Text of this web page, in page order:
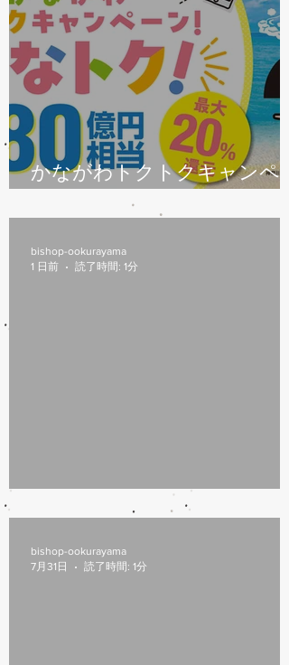
かながわトクトクキャンペー
ン始まります
8/6(木)本日修理受付終了
bishop-ookurayama
1 日前
読了時間: 1分
bishop-ookurayama
7月31日
読了時間: 1分